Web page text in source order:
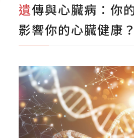
聯絡我們
影音專區
遺傳與心臟病：你的家族史是否
影響你的心臟健康？